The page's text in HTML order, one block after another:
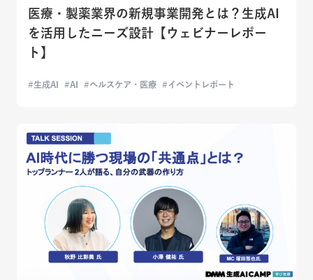
医療・製薬業界の新規事業開発とは？生成AI
を活用したニーズ設計【ウェビナーレポー
ト】
生成AI AI ヘルスケア・医療 イベントレポート